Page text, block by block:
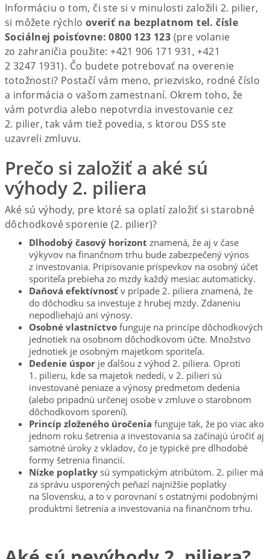
Informáciu o tom, či ste si v minulosti založili 2. pilier,
si môžete rýchlo overiť na bezplatnom tel. čísle
Sociálnej poisťovne: 0800 123 123 (pre volanie
zo zahraničia použite: +421 906 171 931, +421
2 3247 1931). Čo budete potrebovať na overenie
totožnosti? Postačí vám meno, priezvisko, rodné číslo
a informácia o vašom zamestnaní. Okrem toho, že
vám potvrdia alebo nepotvrdia investovanie cez
2. pilier, tak vám tiež povedia, s ktorou DSS ste
uzavreli zmluvu.
Prečo si založiť a aké sú
výhody 2. piliera
Aké sú výhody, pre ktoré sa oplatí založiť si starobné
dôchodkové sporenie (2. pilier)?
Dlhodobý časový horizont znamená, že aj v čase
výkyvov na finančnom trhu bude zabezpečený výnos
z investovania. Pripisovanie príspevkov na osobný účet
sporiteľa prebieha zo mzdy každý mesiac automaticky.
Daňová efektívnosť v prípade 2. piliera znamená, že
do dôchodku sa investuje z hrubej mzdy. Zdaneniu
nepodliehajú ani výnosy.
Osobné vlastníctvo funguje na princípe dôchodkových
jednotiek na osobnom dôchodkovom účte. Množstvo
jednotiek je osobným majetkom sporiteľa.
Dedenie úspor je ďalšou z výhod 2. piliera. Oproti
1. pilieru, kde sa majetok nededí, v 2. pilieri sú
investované peniaze a výnosy predmetom dedenia
(alebo pripadnú určenej osobe v zmluve o starobnom
dôchodkovom sporení).
Princíp zloženého úročenia funguje tak, že po viac ako
jednom roku šetrenia a investovania sa začínajú úročiť aj
samotné úroky z vkladov, čo je typické pre dlhodobé
formy šetrenia financií.
Nízke poplatky sú sympatickým atribútom. 2. pilier má
za správu usporených peňazí najnižšie poplatky
na Slovensku, a to v porovnaní s ostatnými podobnými
produktmi šetrenia a investovania na finančnom trhu.